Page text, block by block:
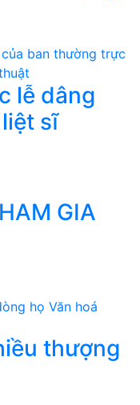
ban thường trực
lễ dâng
sĩ
GIA
họ Văn hoá
thượng